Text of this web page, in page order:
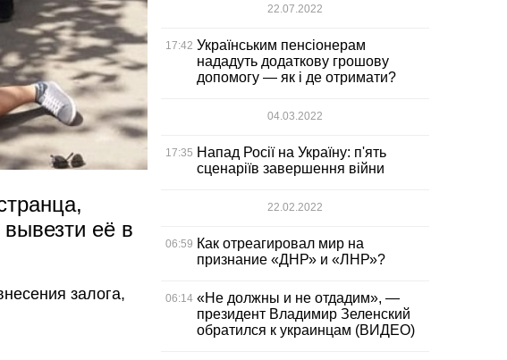
её в
залога,
22.07.2022
17:42 Українським пенсіонерам
нададуть додаткову грошову
допомогу — як і де отримати?
04.03.2022
17:35 Напад Росії на Україну: п'ять
сценаріїв завершення війни
22.02.2022
06:59 Как отреагировал мир на
признание «ДНР» и «ЛНР»?
06:14 «Не должны и не отдадим», —
президент Владимир Зеленский
обратился к украинцам (ВИДЕО)